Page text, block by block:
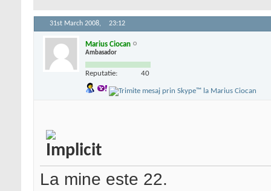
31st March 2008, 23:12
Marius Ciocan
Ambasador
Reputatie: 40
La mine este 22.